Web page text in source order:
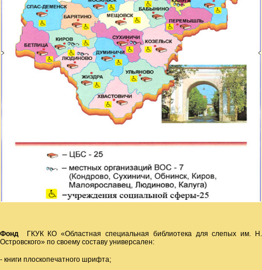
Фонд
ГКУК КО «Областная специальная библиотека для слепых им. Н.
Островского» по своему составу универсален:
- книги плоскопечатного шрифта;